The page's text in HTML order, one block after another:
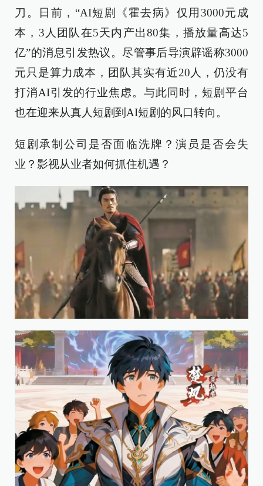
刀。日前，“AI短剧《霍去病》仅用3000元成
本，3人团队在5天内产出80集，播放量高达5
亿”的消息引发热议。尽管事后导演辟谣称3000
元只是算力成本，团队其实有近20人，仍没有
打消AI引发的行业焦虑。与此同时，短剧平台
也在迎来从真人短剧到AI短剧的风口转向。
短剧承制公司是否面临洗牌？演员是否会失
业？影视从业者如何抓住机遇？